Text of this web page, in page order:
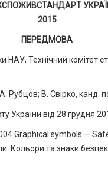
2015
ПЕРЕДМОВА
Технічний комітет
В. Свірко, канд.
від 28 грудня
Graphical symbols —
Кольори та знаки